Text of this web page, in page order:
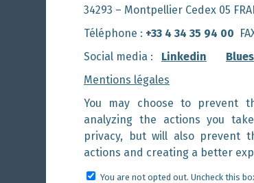
34293 – Montpellier Cedex 05
Téléphone : +33 4 34 35 94 00
Social media : Linkedin
Mentions légales
You may choose to prevent
analyzing the actions you
privacy, but will also prevent
actions and creating a better
You are not opted out. Uncheck this